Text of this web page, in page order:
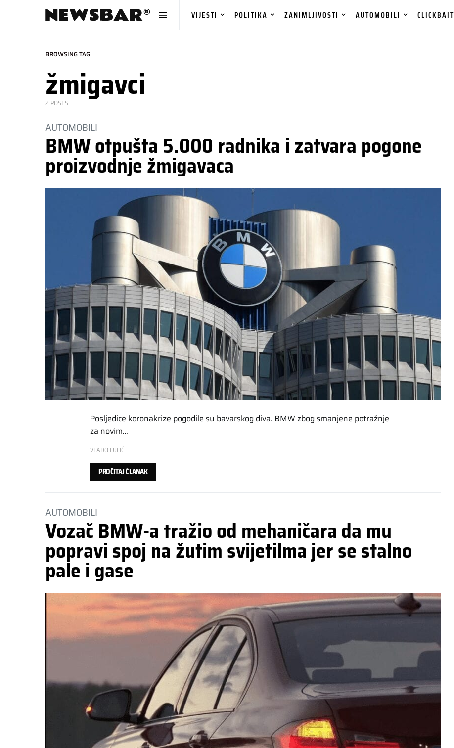
VIJESTI POLITIKA ZANIMLJIVOSTI AUTOMOBILI CLICKBAIT
BROWSING TAG
žmigavci
2 POSTS
AUTOMOBILI
BMW otpušta 5.000 radnika i zatvara pogone
proizvodnje žmigavaca
Posljedice koronakrize pogodile su bavarskog diva. BMW zbog smanjene potražnje
za novim…
VLADO LUCIĆ
PROČITAJ ČLANAK
AUTOMOBILI
Vozač BMW-a tražio od mehaničara da mu
popravi spoj na žutim svijetilma jer se stalno
pale i gase